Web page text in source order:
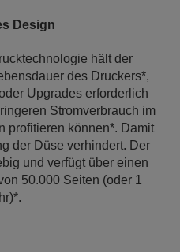
Design
hält der
des Druckers*,
Upgrades erforderlich
Stromverbrauch im
profitieren können*. Damit
der Düse verhindert. Der
und verfügt über einen
50.000 Seiten (oder 1